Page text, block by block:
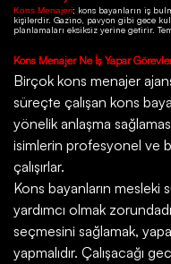
Kons Menajeri; kons bayanların iş
kişilerdir. Gazino, pavyon gibi gece
planlamaları eksiksiz yerine getirir.
Kons Menajer Ne İş Yapar
Birçok kons menajer
süreçte çalışan kons
yönelik anlaşma
isimlerin profesyonel ve
çalışırlar.
Kons bayanların
yardımcı olmak
seçmesini sağlamak,
yapmalıdır. Çalışacağı